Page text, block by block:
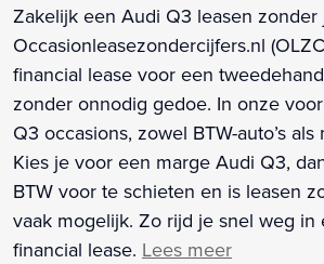
Zakelijk een Audi Q3 leasen zonder
Occasionleasezondercijfers.nl
financial lease voor een
zonder onnodig gedoe. In onze
Q3 occasions, zowel BTW-auto’s als
Kies je voor een marge Audi Q3,
BTW voor te schieten en is leasen
vaak mogelijk. Zo rijd je snel weg in
financial lease. Lees meer